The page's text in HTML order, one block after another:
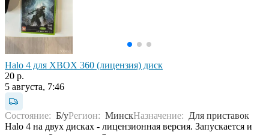
Halo 4 для XBOX 360 (лицензия) диск
20 р.
5 августа, 7:46
Состояние: Б/уРегион: МинскНазначение: Для приставок
Halo 4 на двух дисках - лицензионная версия. Запускается и